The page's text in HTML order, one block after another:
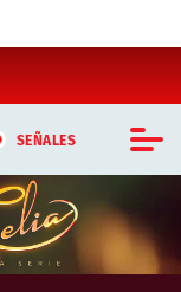
SEÑALES